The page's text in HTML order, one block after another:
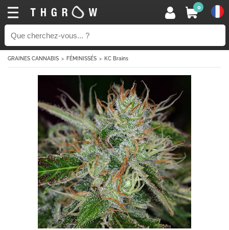
0
GRAINES CANNABIS FÉMINISSÉS KC Brains